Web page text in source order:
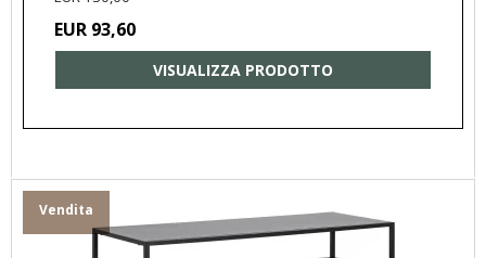
EUR 93,60
VISUALIZZA PRODOTTO
Vendita